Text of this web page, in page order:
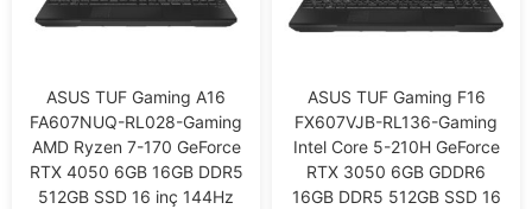
ASUS TUF Gaming A16
FA607NUQ-RL028-Gaming
AMD Ryzen 7-170 GeForce
RTX 4050 6GB 16GB DDR5
512GB SSD 16 inç 144Hz
ASUS TUF Gaming F16
FX607VJB-RL136-Gaming
Intel Core 5-210H GeForce
RTX 3050 6GB GDDR6
16GB DDR5 512GB SSD 16